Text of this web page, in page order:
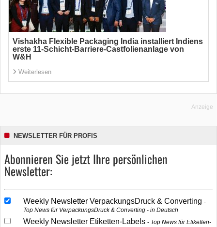
Vishakha Flexible Packaging India installiert Indiens
erste 11-Schicht-Barriere-Castfolienanlage von
W&H
Weiterlesen
Anzeige
NEWSLETTER FÜR PROFIS
Abonnieren Sie jetzt Ihre persönlichen
Newsletter:
Weekly Newsletter VerpackungsDruck & Converting
Top News für VerpackungsDruck & Converting - in Deutsch
Weekly Newsletter Etiketten-Labels
Top News für Etiketten-